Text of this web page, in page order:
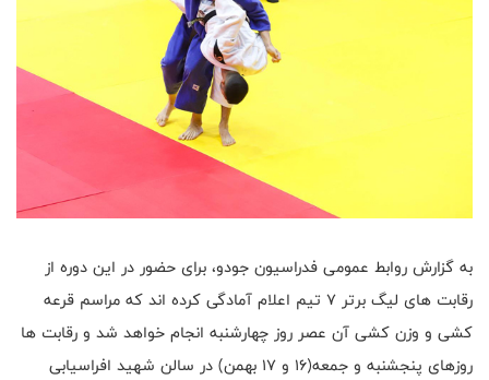
به گزارش روابط عمومی فدراسیون جودو، برای حضور در این دوره از
رقابت های لیگ برتر ۷ تیم اعلام آمادگی کرده اند که مراسم قرعه
کشی و وزن کشی آن عصر روز چهارشنبه انجام خواهد شد و رقابت ها
روزهای پنجشنبه و جمعه(۱۶ و ۱۷ بهمن) در سالن شهید افراسیابی